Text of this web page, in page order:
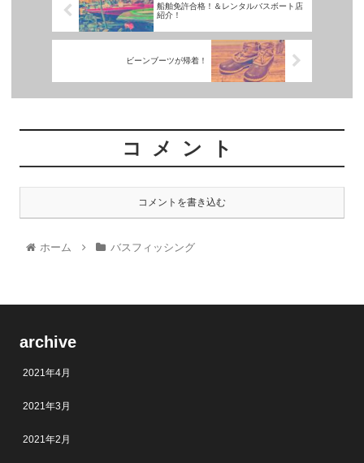
船舶免許合格！＆レンタルバスボート店
紹介！
ビーンブーツが帰着！
コメント
コメントを書き込む
ホーム バスフィッシング
archive
2021年4月
2021年3月
2021年2月